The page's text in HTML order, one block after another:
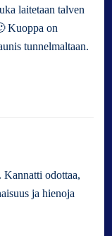
laitetaan talven
Kuoppa on
tunnelmaltaan.
odottaa,
ja hienoja